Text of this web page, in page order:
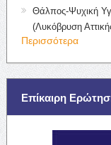
Θάλπος-Ψυχική
(Λυκόβρυση
Περισσότερα
Επίκαιρη